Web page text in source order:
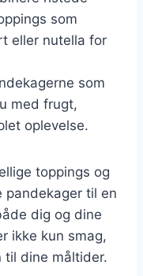
som
eller nutella for
som
med frugt,
oplevelse.
toppings og
til en
dig og dine
ikke kun smag,
til dine måltider.